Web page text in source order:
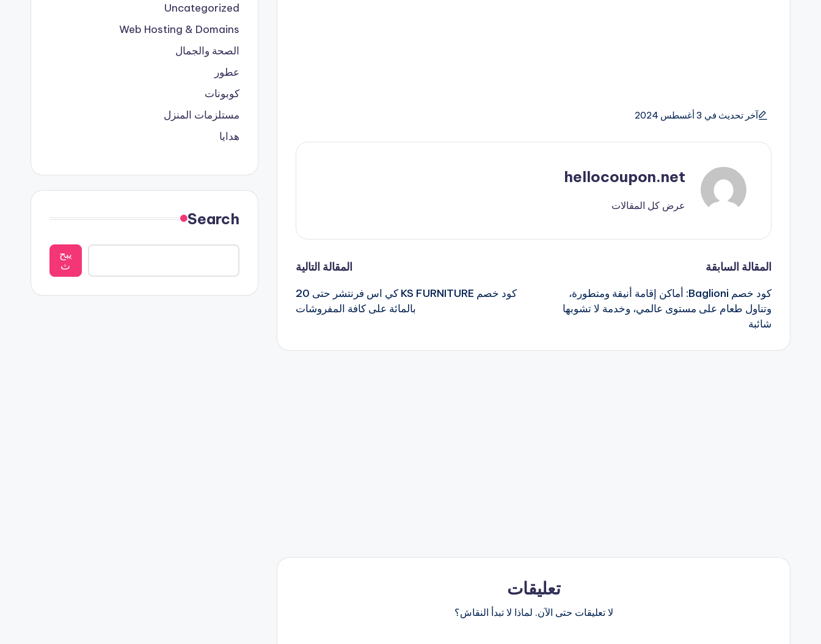
آخر تحديث في 3 أغسطس 2024
hellocoupon.net
عرض كل المقالات
تصفّح
المقالات
المقالة السابقة
كود خصم Baglioni: أماكن إقامة أنيقة ومتطورة،
وتناول طعام على مستوى عالمي، وخدمة لا تشوبها
شائبة
المقالة التالية
كود خصم KS FURNITURE كي اس فرنتشر حتى 20
بالمائة على كافة المفروشات
تعليقات
لا تعليقات حتى الآن. لماذا لا تبدأ النقاش؟
Uncategorized
Web Hosting & Domains
الصحة والجمال
عطور
كوبونات
مستلزمات المنزل
هدايا
Search
يبح
ث